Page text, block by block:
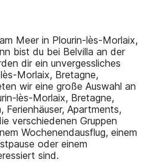
Meer in Plourin-lès-Morlaix,
bist du bei Belvilla an der
dir ein unvergessliches
Morlaix, Bretagne,
wir eine große Auswahl an
lès-Morlaix, Bretagne,
Ferienhäuser, Apartments,
verschiedenen Gruppen
Wochenendausflug, einem
oder einem
sind.